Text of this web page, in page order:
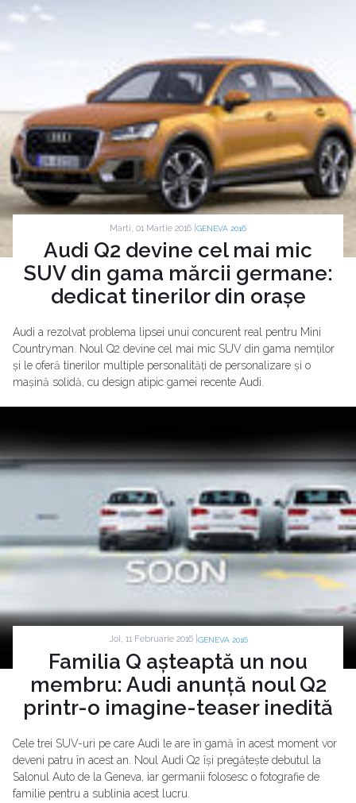
Marti, 01 Martie 2016 | GENEVA 2016
Audi Q2 devine cel mai mic
SUV din gama mărcii germane:
dedicat tinerilor din orașe
Audi a rezolvat problema lipsei unui concurent real pentru Mini
Countryman. Noul Q2 devine cel mai mic SUV din gama nemților
și le oferă tinerilor multiple personalități de personalizare și o
mașină solidă, cu design atipic gamei recente Audi.
Joi, 11 Februarie 2016 | GENEVA 2016
Familia Q așteaptă un nou
membru: Audi anunță noul Q2
printr-o imagine-teaser inedită
Cele trei SUV-uri pe care Audi le are în gamă în acest moment vor
deveni patru în acest an. Noul Audi Q2 își pregătește debutul la
Salonul Auto de la Geneva, iar germanii folosesc o fotografie de
familie pentru a sublinia acest lucru.